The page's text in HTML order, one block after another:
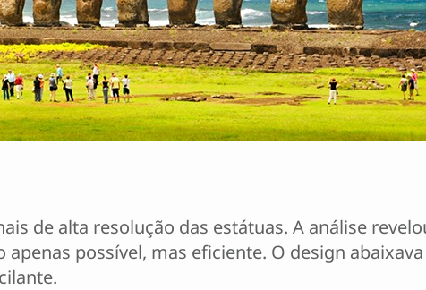
de alta resolução das estátuas. A análise
possível, mas eficiente. O design